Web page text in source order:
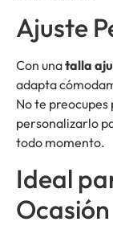
Ajuste
Con unatalla
adapta
No te preocupes
personalizarlo
todo momento.
Ideal
Ocasión